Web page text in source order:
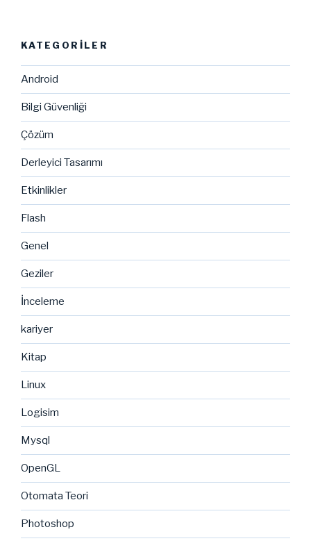
KATEGORILER
Android
Bilgi Güvenliği
Çözüm
Derleyici Tasarımı
Etkinlikler
Flash
Genel
Geziler
İnceleme
kariyer
Kitap
Linux
Logisim
Mysql
OpenGL
Otomata Teori
Photoshop